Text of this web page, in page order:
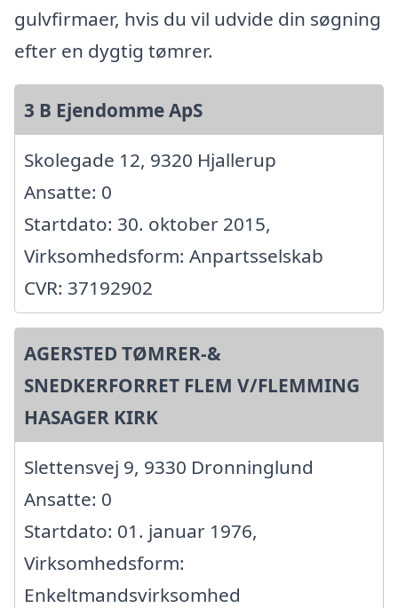
gulvfirmaer, hvis du vil udvide din søgning
efter en dygtig tømrer.
3 B Ejendomme ApS
Skolegade 12, 9320 Hjallerup
Ansatte: 0
Startdato: 30. oktober 2015,
Virksomhedsform: Anpartsselskab
CVR: 37192902
AGERSTED TØMRER-&
SNEDKERFORRET FLEM V/FLEMMING
HASAGER KIRK
Slettensvej 9, 9330 Dronninglund
Ansatte: 0
Startdato: 01. januar 1976,
Virksomhedsform:
Enkeltmandsvirksomhed